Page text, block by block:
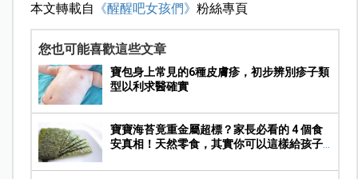
本文轉載自 《醒醒吧女孩們》 粉絲專頁
您也可能喜歡這些文章
寶包身上常見的6種皮膚疹，初步辨別疹子類
型以利求醫確實
寶寶海苔竟重金屬超標？家長必看的 4 個食
安真相！天然零食，其實你可以這樣給孩子